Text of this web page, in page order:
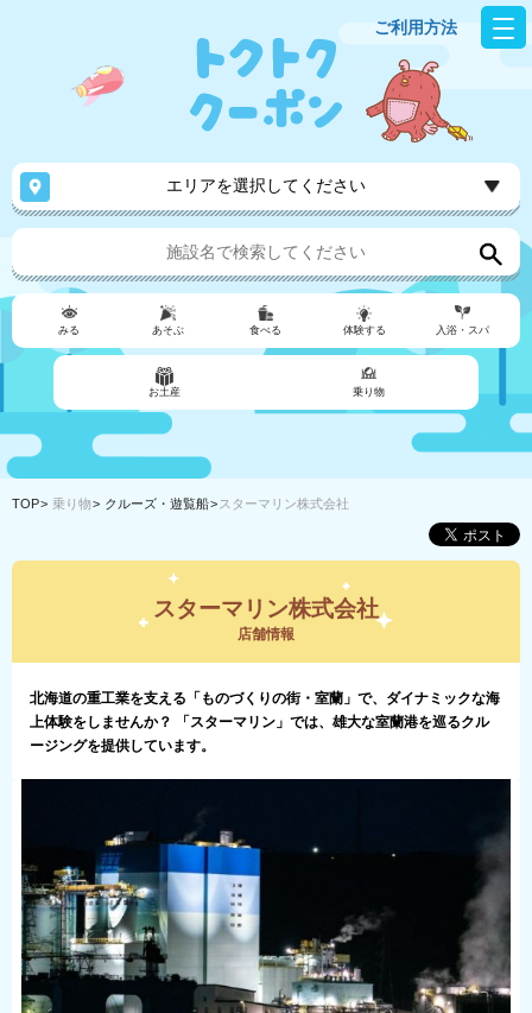
ご利用方法
エリアを選択してください
みる あそぶ 食べる 体験する 入浴・スパ
お土産 乗り物
TOP 乗り物 クルーズ・遊覧船 スターマリン株式会社
スターマリン株式会社
店舗情報
北海道の重工業を支える「ものづくりの街・室蘭」で、ダイナミックな海
上体験をしませんか？ 「スターマリン」では、雄大な室蘭港を巡るクル
ージングを提供しています。